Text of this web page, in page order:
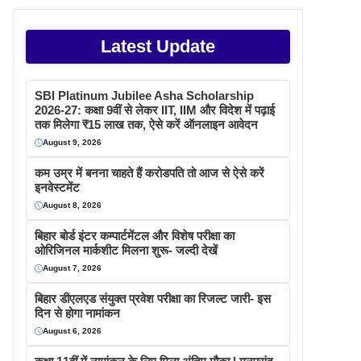
Latest Update
SBI Platinum Jubilee Asha Scholarship
2026-27: कक्षा 9वीं से लेकर IIT, IIM और विदेश में पढ़ाई
तक मिलेगा ₹15 लाख तक, ऐसे करें ऑनलाइन आवेदन
August 9, 2026
कम उम्र में बनना चाहते हैं करोडपति तो आज से ऐसे करें
इनवेस्टमेंट
August 8, 2026
बिहार बोर्ड इंटर कम्पार्टमेंटल और विशेष परीक्षा का
ओरिजिनल मार्कशीट मिलना शुरू- जल्दी देखें
August 7, 2026
बिहार डीएलएड संयुक्त प्रवेश परीक्षा का रिजल्ट जारी- इस
दिन से होगा नामांकन
August 6, 2026